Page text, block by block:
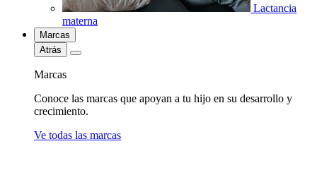
Lactancia
materna
Marcas
Atrás
Marcas
Conoce las marcas que apoyan a tu hijo en su desarrollo y
crecimiento.
Ve todas las marcas